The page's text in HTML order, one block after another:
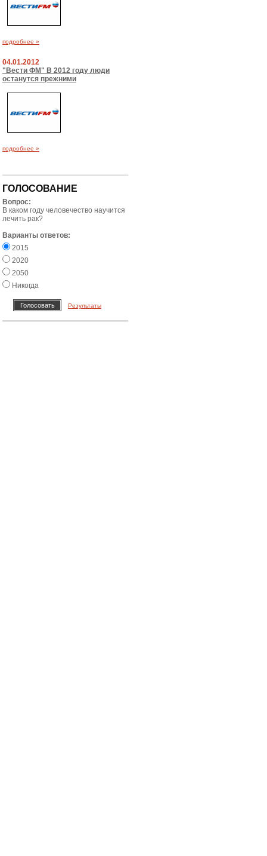
подробнее »
04.01.2012
"Вести ФМ" В 2012 году люди
останутся прежними
подробнее »
ГОЛОСОВАНИЕ
Вопрос:
В каком году человечество научится
лечить рак?
Варианты ответов:
2015
2020
2050
Никогда
Результаты